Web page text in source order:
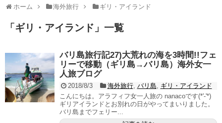
ホーム 海外旅行 ギリ・アイランド
「 ギリ・アイランド 」 一覧
バリ島旅行記27)大荒れの海を3時間!!フェ
リーで移動（ギリ島→バリ島）海外女一
人旅ブログ
2018/8/3 海外旅行, バリ島, ギリ・アイランド
こんにちは。アラフィフ女一人旅の nanacoです(*'-'*)
ギリアイランドとお別れの日がやってまいりました。
バリ島までフェリー...